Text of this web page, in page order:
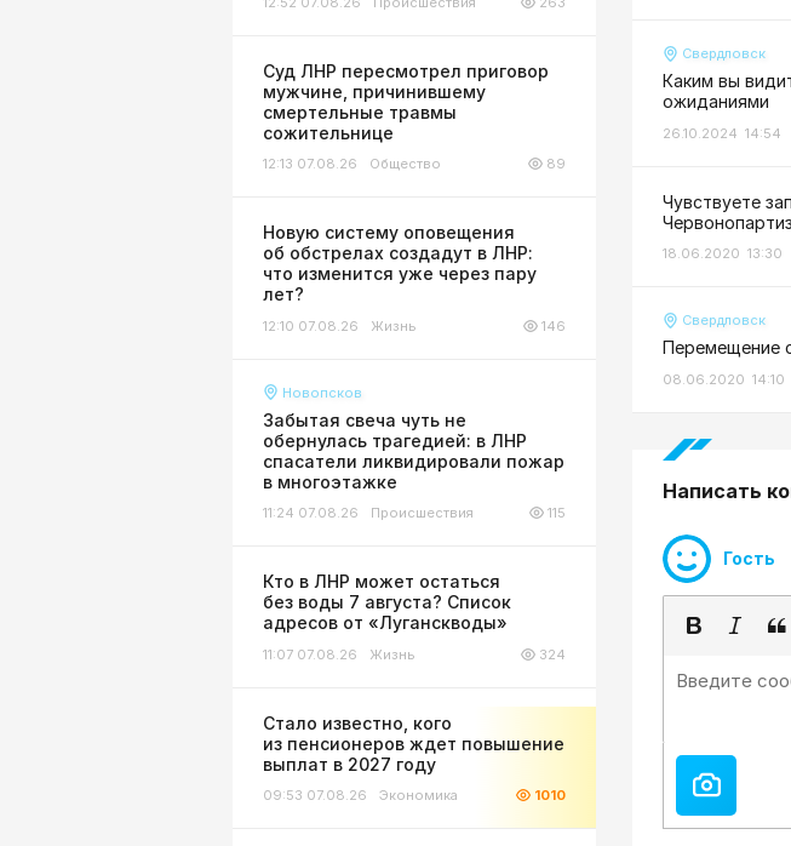
Суд ЛНР пересмотрел приговор
мужчине, причинившему
смертельные травмы
сожительнице
12:13 07.08.26 Общество 89
Новую систему оповещения
об обстрелах создадут в ЛНР:
что изменится уже через пару
лет?
12:10 07.08.26 Жизнь 146
Новопсков
Забытая свеча чуть не
обернулась трагедией: в ЛНР
спасатели ликвидировали пожар
в многоэтажке
11:24 07.08.26 Происшествия 115
Кто в ЛНР может остаться
без воды 7 августа? Список
адресов от «Луганскводы»
11:07 07.08.26 Жизнь 324
Стало известно, кого
из пенсионеров ждет повышение
выплат в 2027 году
09:53 07.08.26 Экономика 1010
Свердловск
Каким вы
ожиданиями
26.10.2024 14:54
Чувствуете
18.06.2020 13:30
Свердловск
Перемещение
08.06.2020 14:10
Написать
Гость